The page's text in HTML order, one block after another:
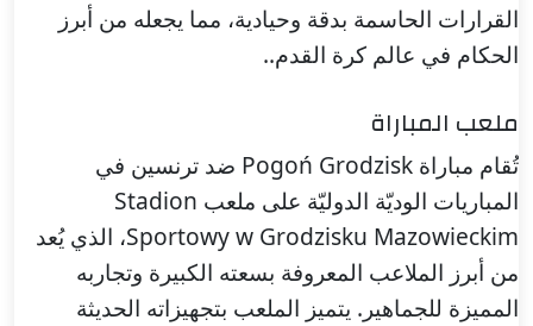
القرارات الحاسمة بدقة وحيادية، مما يجعله من أبرز
الحكام في عالم كرة القدم..
ملعب المباراة
تُقام مباراة Pogoń Grodzisk ضد ترنسين في
المباريات الوديّة الدوليّة على ملعب Stadion
Sportowy w Grodzisku Mazowieckim، الذي يُعد
من أبرز الملاعب المعروفة بسعته الكبيرة وتجاربه
المميزة للجماهير. يتميز الملعب بتجهيزاته الحديثة